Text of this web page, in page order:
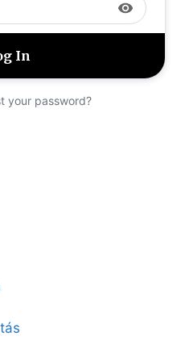
visibility
your password?